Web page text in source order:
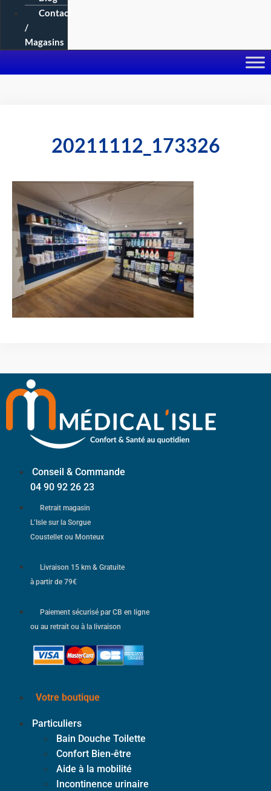
Contact
/
Magasins
20211112_173326
Conseil & Commande
04 90 92 26 23
Retrait magasin
L’Isle sur la Sorgue
Coustellet ou Monteux
Livraison 15 km & Gratuite
à partir de 79€
Paiement sécurisé par CB en ligne
ou au retrait ou à la livraison
Votre boutique
Particuliers
Bain Douche Toilette
Confort Bien-être
Aide à la mobilité
Incontinence urinaire